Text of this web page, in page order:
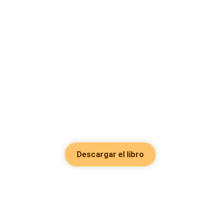
Descargar el libro